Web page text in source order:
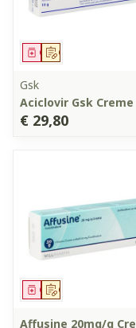
Op voorschrift
Geneesmiddel
Gsk
Aciclovir Gsk Creme
€ 29,80
Op voorschrift
Geneesmiddel
Affusine 20mg/g